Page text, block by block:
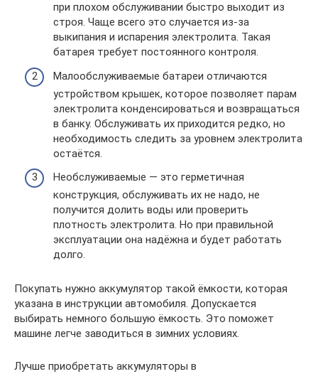
при плохом обслуживании быстро выходит из
строя. Чаще всего это случается из-за
выкипания и испарения электролита. Такая
батарея требует постоянного контроля.
Малообслуживаемые батареи отличаются
устройством крышек, которое позволяет парам
электролита конденсироваться и возвращаться
в банку. Обслуживать их приходится редко, но
необходимость следить за уровнем электролита
остаётся.
Необслуживаемые — это герметичная
конструкция, обслуживать их не надо, не
получится долить воды или проверить
плотность электролита. Но при правильной
эксплуатации она надёжна и будет работать
долго.
Покупать нужно аккумулятор такой ёмкости, которая
указана в инструкции автомобиля. Допускается
выбирать немного большую ёмкость. Это поможет
машине легче заводиться в зимних условиях.
Лучше приобретать аккумуляторы в